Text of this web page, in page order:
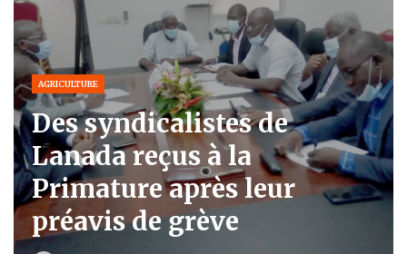
AGRICULTURE
Des syndicalistes de
Lanada reçus à la
Primature après leur
préavis de grève